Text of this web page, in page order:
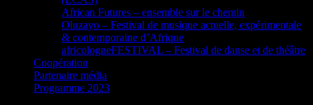
African Futures – ensemble sur le chemin
Oluzayo – Festival de musique actuelle, expérimentale
& contemporaine d’Afrique
africologneFESTIVAL – Festival de danse et de théâtre
Coopération
Partenaire média
Programme 2023